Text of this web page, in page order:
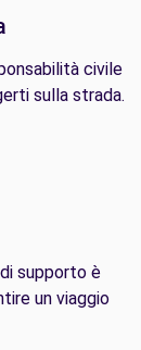
civile
sulla strada.
supporto è
un viaggio